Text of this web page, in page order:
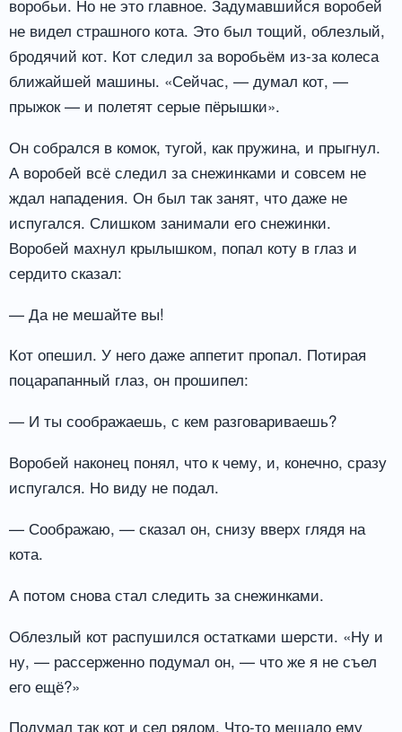
воробьи. Но не это главное. Задумавшийся воробей
не видел страшного кота. Это был тощий, облезлый,
бродячий кот. Кот следил за воробьём из-за колеса
ближайшей машины. «Сейчас, — думал кот, —
прыжок — и полетят серые пёрышки».
Он собрался в комок, тугой, как пружина, и прыгнул.
А воробей всё следил за снежинками и совсем не
ждал нападения. Он был так занят, что даже не
испугался. Слишком занимали его снежинки.
Воробей махнул крылышком, попал коту в глаз и
сердито сказал:
— Да не мешайте вы!
Кот опешил. У него даже аппетит пропал. Потирая
поцарапанный глаз, он прошипел:
— И ты соображаешь, с кем разговариваешь?
Воробей наконец понял, что к чему, и, конечно, сразу
испугался. Но виду не подал.
— Соображаю, — сказал он, снизу вверх глядя на
кота.
А потом снова стал следить за снежинками.
Облезлый кот распушился остатками шерсти. «Ну и
ну, — рассерженно подумал он, — что же я не съел
его ещё?»
Подумал так кот и сел рядом. Что-то мешало ему